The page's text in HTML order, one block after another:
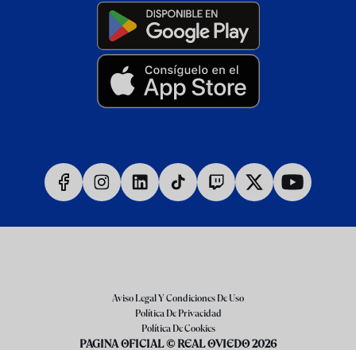
Aviso Legal Y Condiciones De Uso
Política De Privacidad
Política De Cookies
PAGINA OFICIAL © REAL OVIEDO 2026